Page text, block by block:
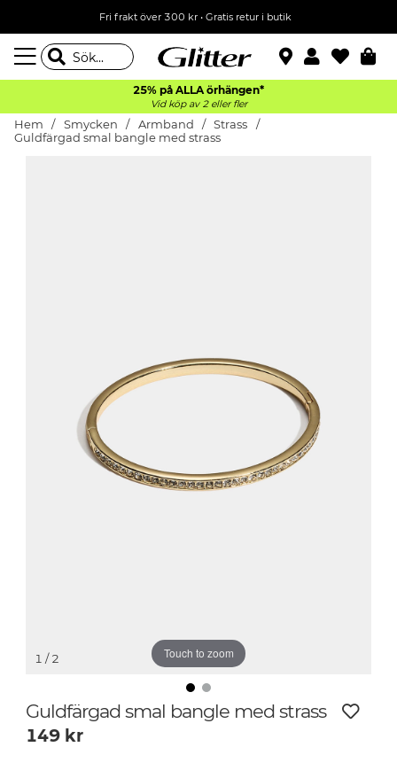
Fri frakt över 300 kr• Gratis retur i butik
25% på ALLA örhängen*
Vid köp av 2 eller fler
Hem Smycken Armband
Strass
Guldfärgad smal bangle med strass
Touch to zoom
1 / 2
Guldfärgad smal bangle med strass
149 kr